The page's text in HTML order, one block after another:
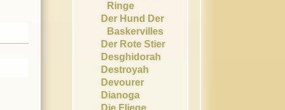
Ringe
Der Hund Der
Baskervilles
Der Rote Stier
Desghidorah
Destroyah
Devourer
Dianoga